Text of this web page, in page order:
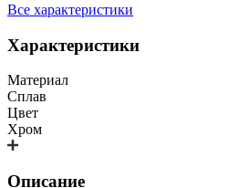
Все характеристики
Характеристики
Материал
Сплав
Цвет
Хром
Описание